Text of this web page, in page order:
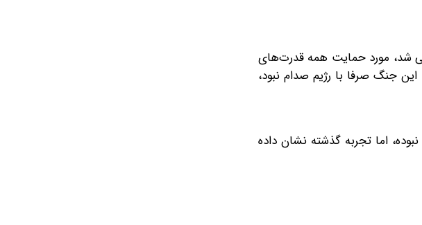
شد، مورد حمایت همه قدرت‌های
جنگ صرفا با رژیم صدام نبود،
اما تجربه گذشته نشان داده